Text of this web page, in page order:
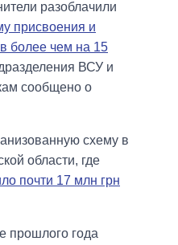
разоблачили
присвоения и
более чем на 15
ВСУ и
сообщено о
схему в
области, где
почти 17 млн грн
прошлого года